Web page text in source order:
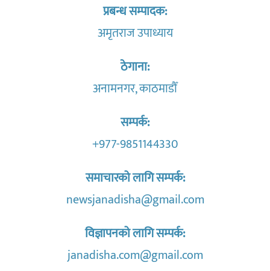
प्रबन्ध सम्पादक:
अमृतराज उपाध्याय
ठेगाना:
अनामनगर, काठमाडौँ
सम्पर्क:
+977-9851144330
समाचारको लागि सम्पर्क:
newsjanadisha@gmail.com
विज्ञापनको लागि सम्पर्क:
janadisha.com@gmail.com